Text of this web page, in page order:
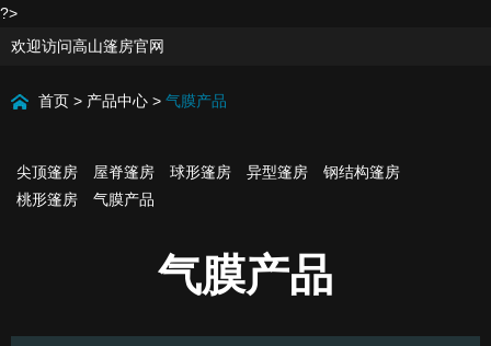
?>
欢迎访问高山篷房官网
首页 > 产品中心 > 气膜产品
尖顶篷房 屋脊篷房 球形篷房 异型篷房
钢结构篷房
桃形篷房
气膜产品
气膜产品